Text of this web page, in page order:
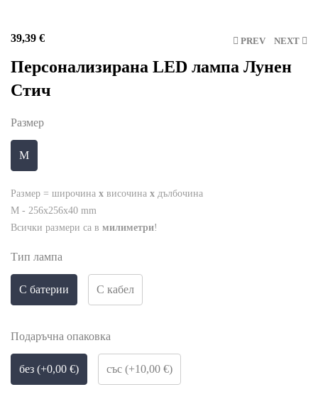
PREV NEXT
39,39 €
Персонализирана LED лампа Лунен
Стич
Размер
M
Размер = широчина x височина x дълбочина
M - 256x256x40 mm
Всички размери са в милиметри!
Tип лампа
С батерии С кабел
Подаръчна опаковка
без (+0,00 €) със (+10,00 €)